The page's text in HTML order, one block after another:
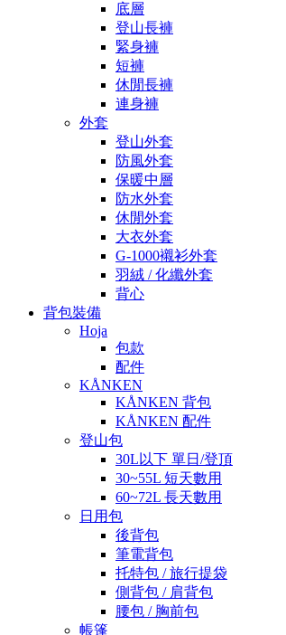
底層
登山長褲
緊身褲
短褲
休閒長褲
連身褲
外套
登山外套
防風外套
保暖中層
防水外套
休閒外套
大衣外套
G-1000襯衫外套
羽絨 / 化纖外套
背心
背包裝備
Hoja
包款
配件
KÅNKEN
KÅNKEN 背包
KÅNKEN 配件
登山包
30L以下 單日/登頂
30~55L 短天數用
60~72L 長天數用
日用包
後背包
筆電背包
托特包 / 旅行提袋
側背包 / 肩背包
腰包 / 胸前包
帳篷